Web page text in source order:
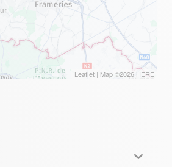
Leaflet| Map ©2026 HERE